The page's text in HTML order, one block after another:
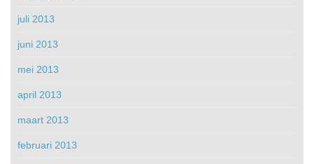
juli 2013
juni 2013
mei 2013
april 2013
maart 2013
februari 2013